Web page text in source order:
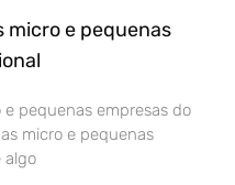
micro e pequenas
pequenas empresas do
micro e pequenas
algo